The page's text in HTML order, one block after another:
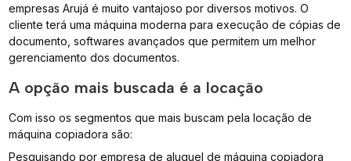
empresas Arujá é muito vantajoso por diversos motivos. O
cliente terá uma máquina moderna para execução de cópias de
documento, softwares avançados que permitem um melhor
gerenciamento dos documentos.
A opção mais buscada é a locação
Com isso os segmentos que mais buscam pela locação de
máquina copiadora são:
Pesquisando por empresa de aluguel de máquina copiadora